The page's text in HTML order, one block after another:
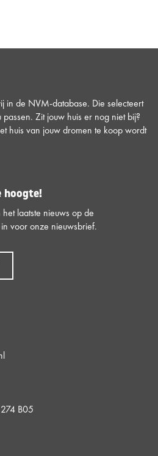
in de NVM-database. Die selecteert
Zit jouw huis er nog niet bij?
huis van jouw dromen te koop wordt
hoogte!
laatste nieuws op de
voor onze nieuwsbrief.
B05